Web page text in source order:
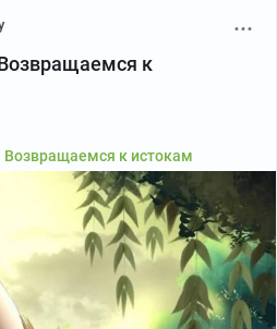
, место -то же самое
с напитками. Скоро
к
к истокам